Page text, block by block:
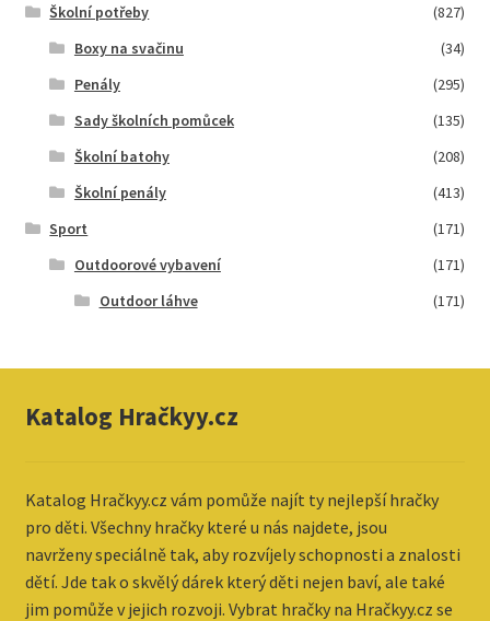
Školní potřeby
(827)
Boxy na svačinu
(34)
Penály
(295)
Sady školních pomůcek
(135)
Školní batohy
(208)
Školní penály
(413)
Sport
(171)
Outdoorové vybavení
(171)
Outdoor láhve
(171)
Katalog Hračkyy.cz
Katalog Hračkyy.cz vám pomůže najít ty nejlepší hračky
pro děti. Všechny hračky které u nás najdete, jsou
navrženy speciálně tak, aby rozvíjely schopnosti a znalosti
dětí. Jde tak o skvělý dárek který děti nejen baví, ale také
jim pomůže v jejich rozvoji. Vybrat hračky na Hračkyy.cz se